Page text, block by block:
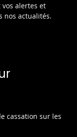
alertes et
nos actualités.
cassation sur les